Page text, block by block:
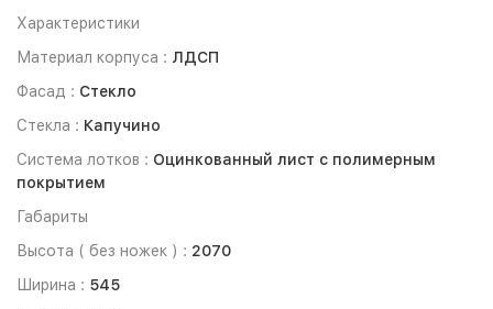
Характеристики
Материал корпуса : ЛДСП
Фасад : Стекло
Стекла : Капучино
Система лотков : Оцинкованный лист с полимерным
покрытием
Габариты
Высота ( без ножек ) : 2070
Ширина : 545